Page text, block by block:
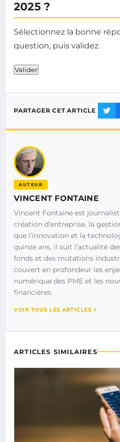
2025 ?
Sélectionnez la bonne
question, puis validez.
Valider
PARTAGER CET ARTICLE
AUTEUR
VINCENT FONTAINE
Vincent Fontaine est
création d’entreprise, la
que l’innovation et la
quinze ans, il suit l’actualité
fonds et des mutations
couvert en profondeur les
numérique des PME et les
financières.
VOIR TOUS LES ARTICLES
ARTICLES SIMILAIRES